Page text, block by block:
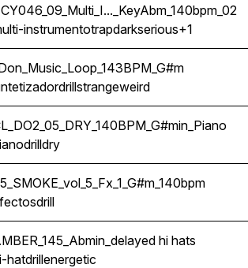
instrumentotrapdarkserious+1
drillstrangeweird
drilldry
drill
hi hats
hi hats
hatdrillenergetic